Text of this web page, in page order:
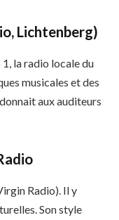
Lichtenberg)
1, la radio locale du
musicales et des
aux auditeurs
Radio). Il y
Son style